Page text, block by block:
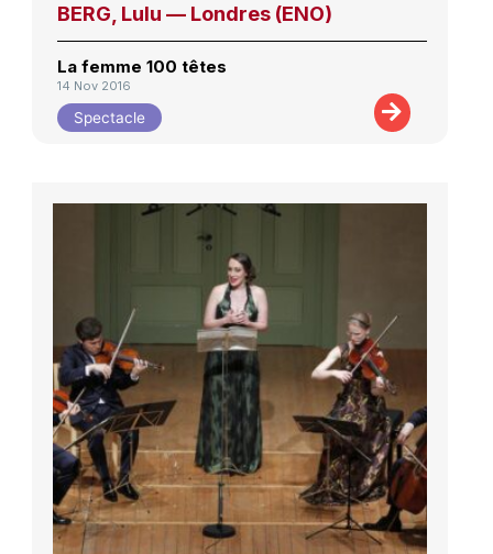
BERG, Lulu — Londres (ENO)
La femme 100 têtes
14 Nov 2016
Spectacle